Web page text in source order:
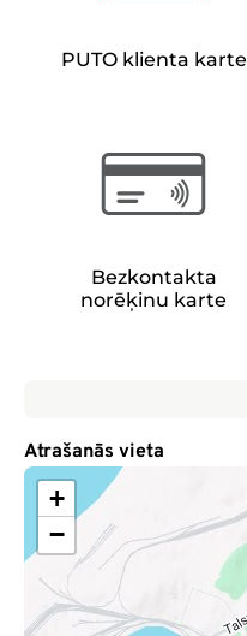
PUTO klienta karte
Bezkontakta
norēķinu karte
Atrašanās vieta
+
−